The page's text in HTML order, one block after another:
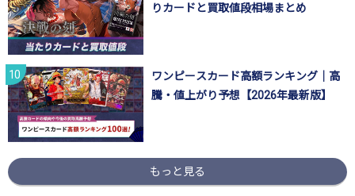
りカードと買取値段相場まとめ
ワンピースカード高額ランキング｜高
騰・値上がり予想【2026年最新版】
もっと見る